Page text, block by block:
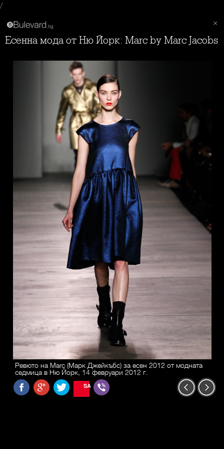
/
Есенна мода от Ню Йорк: Marc by Marc Jacobs
Ревюто на Marc (Марк Джейкъбс) за есен 2012 от модната
седмица в Ню Йорк, 14 февруари 2012 г.
SAVE